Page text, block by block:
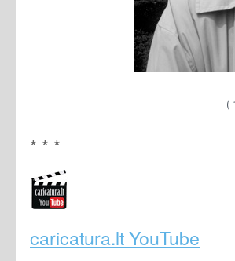
(
* * *
caricatura.lt YouTube